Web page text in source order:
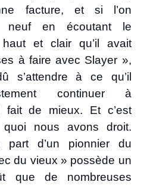
facture, et si l’on
neuf en écoutant le
haut et clair qu’il avait
à faire avec Slayer »,
s’attendre à ce qu’il
continuer à
fait de mieux. Et c’est
nous avons droit.
part d’un pionnier du
du vieux » possède un
que de nombreuses